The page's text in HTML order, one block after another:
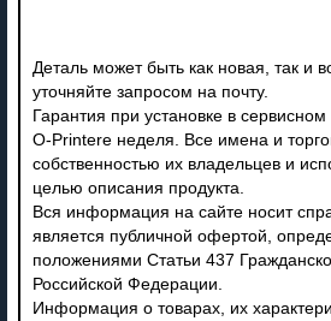
Деталь может быть как новая, так и
уточняйте запросом на почту.
Гарантия при установке в
O-Printere неделя. Все имена и
собственностью их владельцев и
целью описания продукта.
Вся информация на сайте носит
является публичной офертой,
положениями Статьи 437
Российской Федерации.
Информация о товарах, их